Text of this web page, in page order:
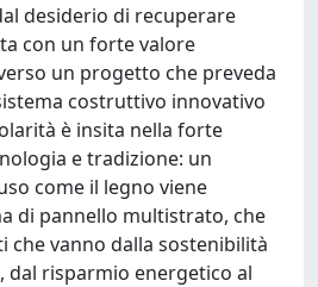
desiderio di recuperare
con un forte valore
un progetto che preveda
costruttivo innovativo
è insita nella forte
e tradizione: un
come il legno viene
di pannello multistrato, che
che vanno dalla sostenibilità
dal risparmio energetico al